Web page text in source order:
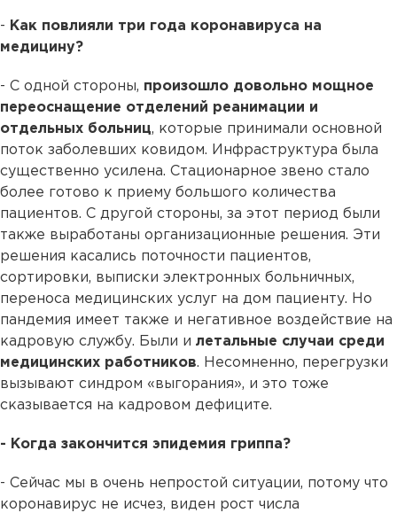
- Как повлияли три года коронавируса на
медицину?
- С одной стороны, произошло довольно мощное
переоснащение отделений реанимации и
отдельных больниц, которые принимали основной
поток заболевших ковидом. Инфраструктура была
существенно усилена. Стационарное звено стало
более готово к приему большого количества
пациентов. С другой стороны, за этот период были
также выработаны организационные решения. Эти
решения касались поточности пациентов,
сортировки, выписки электронных больничных,
переноса медицинских услуг на дом пациенту. Но
пандемия имеет также и негативное воздействие на
кадровую службу. Были и летальные случаи среди
медицинских работников. Несомненно, перегрузки
вызывают синдром «выгорания», и это тоже
сказывается на кадровом дефиците.
- Когда закончится эпидемия гриппа?
- Сейчас мы в очень непростой ситуации, потому что
коронавирус не исчез, виден рост числа